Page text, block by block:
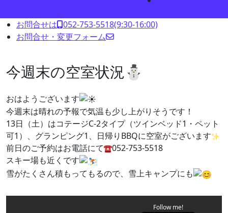
お問合せは 052-753-5518(9:30-16:00)
お問合せ・変更フォーム
今週末の空室状況⛄
おはようございます
今週末は晴れの予報で気温も少し上がりそうです！
13日（土）はコテージC-2タイプ（ツインベッド1・ペット
可1）、グランピング1、日帰りBBQに空室がございます
前日のご予約はお電話にて
052-753-5518
スキー場も近くです
雪がたくさん積もってもるので、雪上キャンプにも
Follow me!